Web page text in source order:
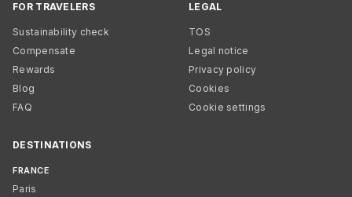
FOR TRAVELERS
Sustainability check
Compensate
Rewards
Blog
FAQ
LEGAL
TOS
Legal notice
Privacy policy
Cookies
Cookie settings
DESTINATIONS
FRANCE
Paris